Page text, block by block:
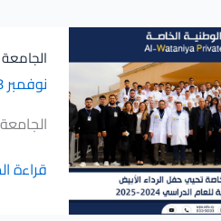
الجامعة
نوفمبر 28, 2024
الوطنية
الخاصة
حفل
الرداء
الأبيض
قراءة